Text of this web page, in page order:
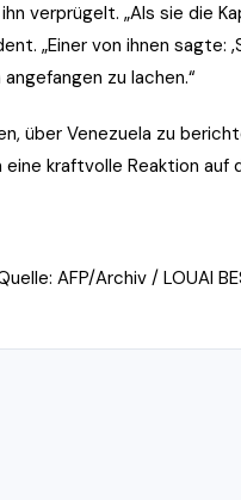
verprügelt. „Als sie die
„Einer von ihnen sagte:
zu lachen.“
über Venezuela zu
kraftvolle Reaktion auf
AFP/Archiv / LOUAI